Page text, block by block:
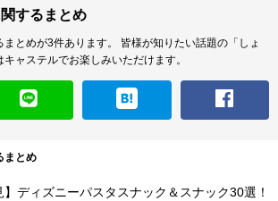
するまとめ
まとめが3件あります。
皆様が知りたい話題の「しょ
ャステルでお楽しみいただけます。
まとめ
】ディズニーパスタスナック＆スナック30選！